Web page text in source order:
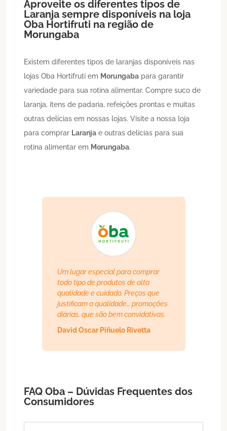
Aproveite os diferentes tipos de
Laranja sempre disponíveis na loja
Oba Hortifruti na região de
Morungaba
Existem diferentes tipos de laranjas disponíveis nas
lojas Oba Hortifruti em Morungaba para garantir
variedade para sua rotina alimentar. Compre suco de
laranja, itens de padaria, refeições prontas e muitas
outras delícias em nossas lojas. Visite a nossa loja
para comprar Laranja e outras delícias para sua
rotina alimentar em Morungaba.
Um lugar especial para comprar
todo tipo de produtos de alta
qualidade e cuidado. Preços que
justificam a qualidade… promoções
diárias, que são bem convidativas.
David Oscar Piñuelo Rivetta
FAQ Oba – Dúvidas Frequentes dos
Consumidores